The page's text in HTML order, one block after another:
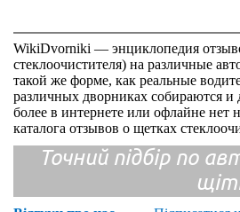
WikiDvorniki — энциклопедия
стеклоочистителя) на различные
такой же форме, как реальные
различных дворниках собираются и
более в интернете или офлайне нет
каталога отзывов о щетках
Точний підбір по